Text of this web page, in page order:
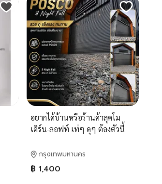
อยากได้บ้านหรือร้านค้าลุคโม
เดิร์น-ลอฟท์ เท่ๆ ดุๆ ต้องตัวนี้
Fall ตัวช่วยเพิ่มความเท่ให้
สถาปัตยกรรมของคุณ
กรุงเทพมหานคร
฿ 1,400